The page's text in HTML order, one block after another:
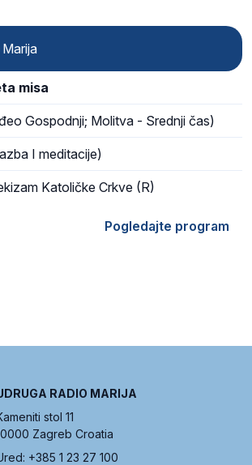
misa
Gospodnji; Molitva - Srednji čas)
I meditacije)
Katoličke Crkve (R)
Pogledajte program
RADIO MARIJA
stol 11
Zagreb Croatia
+385 1 23 27 100